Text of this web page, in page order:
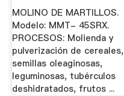
MOLINO DE MARTILLOS.
Modelo: MMT- 45SRX.
PROCESOS: Molienda y
pulverización de cereales,
semillas oleaginosas,
leguminosas, tubérculos
deshidratados, frutos ...